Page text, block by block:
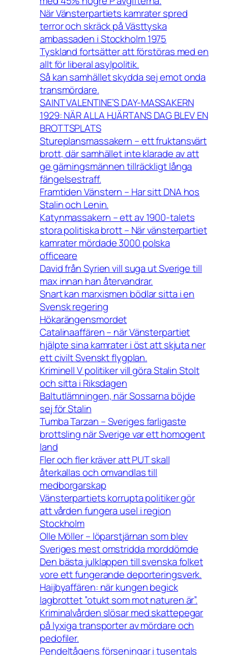
När Vänsterpartiets kamrater spred
terror och skräck på Västtyska
ambassaden i Stockholm 1975
Tyskland fortsätter att förstöras med en
allt för liberal asylpolitik.
Så kan samhället skydda sej emot onda
transmördare.
SAINT VALENTINE’S DAY-MASSAKERN
1929: NÄR ALLA HJÄRTANS DAG BLEV EN
BROTTSPLATS
Stureplansmassakern – ett fruktansvärt
brott, där samhället inte klarade av att
ge gärningsmännen tillräckligt långa
fängelsestraff.
Framtiden Vänstern – Har sitt DNA hos
Stalin och Lenin.
Katynmassakern – ett av 1900-talets
stora politiska brott – När vänsterpartiet
kamrater mördade 3000 polska
officeare
David från Syrien vill suga ut Sverige till
max innan han återvandrar.
Snart kan marxismen bödlar sitta i en
Svensk regering
Hökarängensmordet
Catalinaaffären – när Vänsterpartiet
hjälpte sina kamrater i öst att skjuta ner
ett civilt Svenskt flygplan.
Kriminell V politiker vill göra Stalin Stolt
och sitta i Riksdagen
Baltutlämningen, när Sossarna böjde
sej för Stalin
Tumba Tarzan – Sveriges farligaste
brottsling när Sverige var ett homogent
land
Fler och fler kräver att PUT skall
återkallas och omvandlas till
medborgarskap
Vänsterpartiets korrupta politiker gör
att vården fungera usel i region
Stockholm
Olle Möller – löparstjärnan som blev
Sveriges mest omstridda morddömde
Den bästa julklappen till svenska folket
vore ett fungerande deporteringsverk.
Haijbyaffären: när kungen begick
lagbrottet ”otukt som mot naturen är”.
Kriminalvården slösar med skattepegar
på lyxiga transporter av mördare och
pedofiler.
Pendeltågens förseningar i tusentals